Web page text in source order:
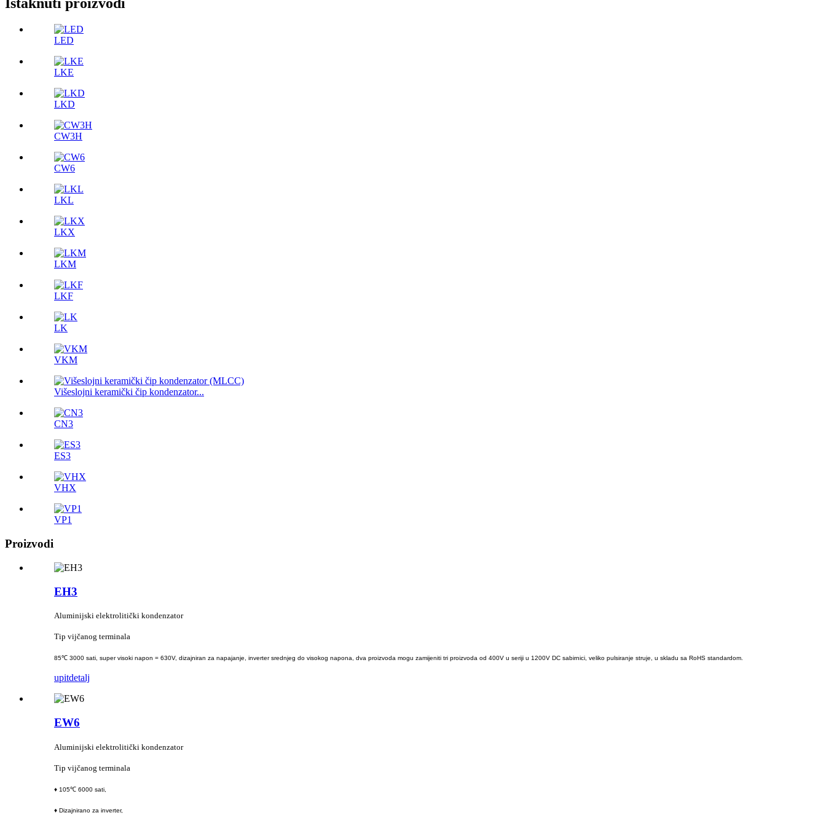
Istaknuti proizvodi
LED
LKE
LKD
CW3H
CW6
LKL
LKX
LKM
LKF
LK
VKM
Višeslojni keramički čip kondenzator...
CN3
ES3
VHX
VP1
Proizvodi
EH3
Aluminijski elektrolitički kondenzator
Tip vijčanog terminala
85℃ 3000 sati, super visoki napon = 630V, dizajniran za napajanje, inverter srednjeg do visokog napona, dva proizvoda mogu zamijeniti tri proizvoda od 400V u seriji u 1200V DC sabirnici, veliko pulsiranje struje, u skladu sa RoHS standardom.
upitdetalj
EW6
Aluminijski elektrolitički kondenzator
Tip vijčanog terminala
♦ 105℃ 6000 sati,
♦ Dizajnirano za inverter,